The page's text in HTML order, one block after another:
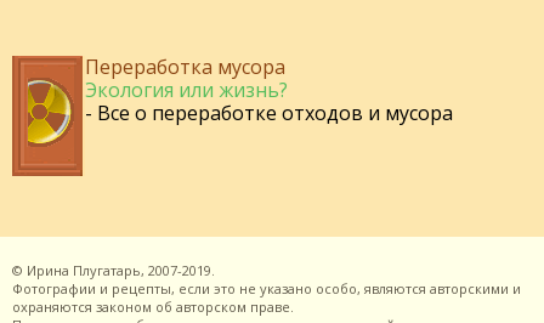
Переработка мусора
Экология или жизнь?
- Все о переработке отходов и мусора
© Ирина Плугатарь, 2007-2019.
Фотографии и рецепты, если это не указано особо, являются авторскими и
охраняются законом об авторском праве.